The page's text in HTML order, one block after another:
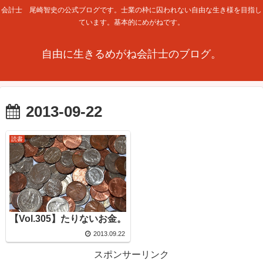
会計士 尾崎智史の公式ブログです。士業の枠に囚われない自由な生き様を目指し
ています。基本的にめがねです。
自由に生きるめがね会計士のブログ。
2013-09-22
読書
【Vol.305】たりないお金。
2013.09.22
スポンサーリンク